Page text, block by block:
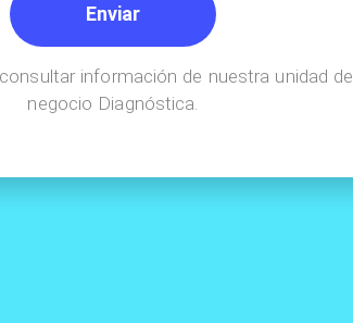
Enviar
información de nuestra unidad de
negocio Diagnóstica.